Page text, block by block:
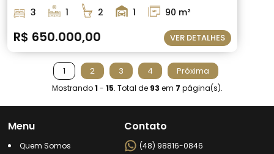
3 1 2 1 90 m²
R$ 650.000,00 VER DETALHES
1 2 3 4 Próxima
Mostrando1 - 15. Total de 93 em 7 página(s).
Menu
Quem Somos
Contato
(48) 98816-0846